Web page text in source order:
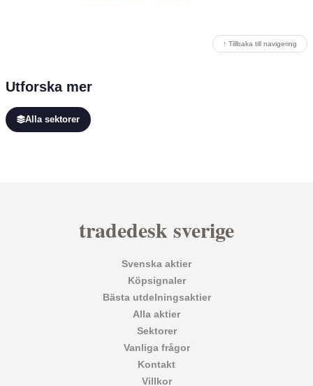
↑ Tillbaka till navigering
Utforska mer
Alla sektorer
tradedesk sverige
Svenska aktier
Köpsignaler
Bästa utdelningsaktier
Alla aktier
Sektorer
Vanliga frågor
Kontakt
Villkor